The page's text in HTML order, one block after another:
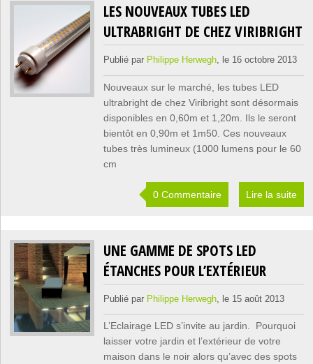
LES NOUVEAUX TUBES LED
ULTRABRIGHT DE CHEZ VIRIBRIGHT
Publié par Philippe Herwegh, le 16 octobre 2013
Nouveaux sur le marché, les tubes LED
ultrabright de chez Viribright sont désormais
disponibles en 0,60m et 1,20m. Ils le seront
bientôt en 0,90m et 1m50. Ces nouveaux
tubes très lumineux (1000 lumens pour le 60
cm
0 Commentaire Lire la suite
UNE GAMME DE SPOTS LED
ÉTANCHES POUR L’EXTÉRIEUR
Publié par Philippe Herwegh, le 15 août 2013
L’Eclairage LED s’invite au jardin. Pourquoi
laisser votre jardin et l’extérieur de votre
maison dans le noir alors qu’avec des spots